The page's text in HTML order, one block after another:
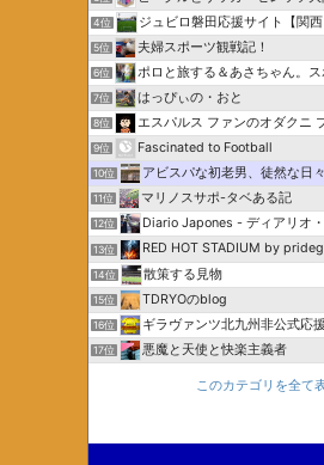
4位 ジュビロ磐田応援サイト【関西
5位 夫婦スポーツ観戦記！
6位 ポロと旅する＆あさちゃん。ス
7位 はっぴぃの・おと
8位 エスパルス ファンのオダクニ
9位 Fascinated to Football
10位 アビスパな初老男、徒然な日々
11位 マリノスサポ-タベある記
12位 Diario Japones - ディアリオ
13位 RED HOT STADIUM by
14位 散策する見物
15位 TDRYOのblog
16位 ギラヴァンツ北九州非公式応
17位 悪魔と天使と快楽主義者
このカテゴリを全て